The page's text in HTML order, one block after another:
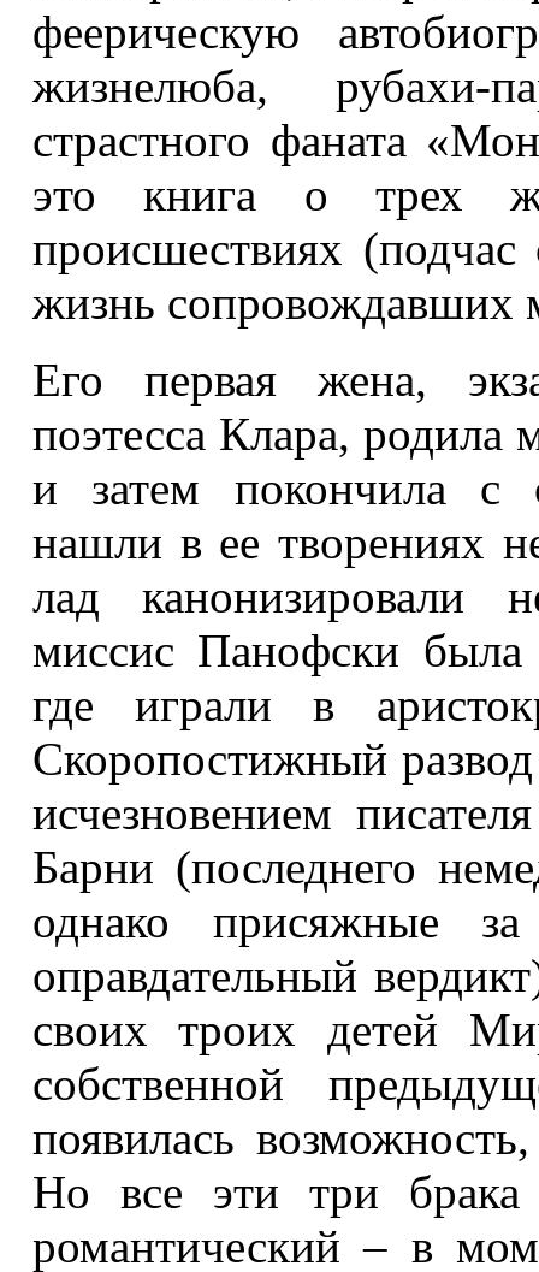
феерическую
жизнелюба,
страстного фаната
это книга о трех
происшествиях
жизнь сопровождавших
Его первая жена,
поэтесса Клара, родила
и затем покончила с
нашли в ее творениях
лад канонизировали
миссис Панофски была
где играли в
Скоропостижный
исчезновением
Барни (последнего
однако присяжные за
оправдательный
своих троих детей
собственной
появилась
Но все эти три
романтический – в